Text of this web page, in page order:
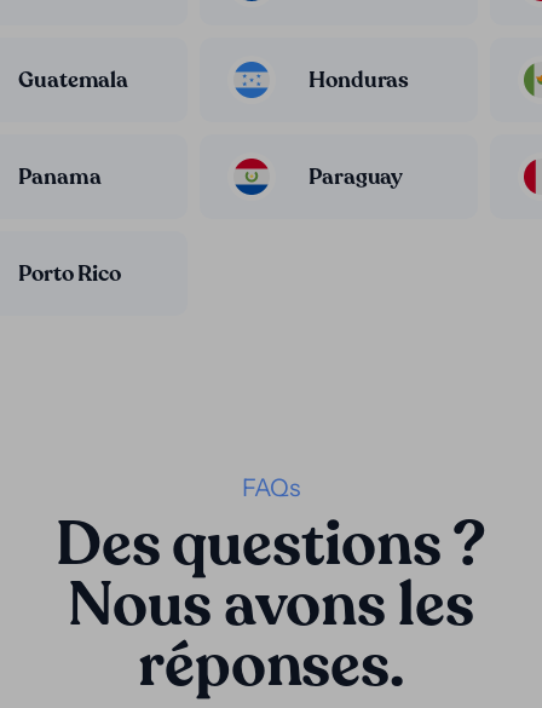
Guatemala Honduras
Panama Paraguay
Porto Rico
FAQs
Des questions ?
Nous avons les
réponses.